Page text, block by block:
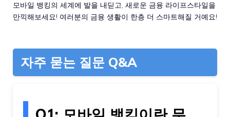
모바일 뱅킹의 세계에 발을 내딛고, 새로운 금융 라이프스타일을
만끽해보세요! 여러분의 금융 생활이 한층 더 스마트해질 거예요!
자주 묻는 질문 Q&A